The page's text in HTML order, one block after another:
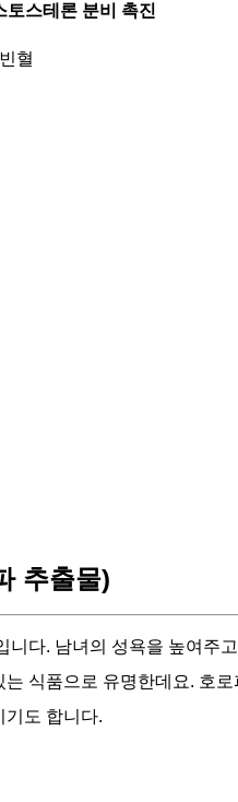
토스테론 분비 촉진
혈
추출물)
다. 남녀의 성욕을 높여주
식품으로 유명한데요. 호
기도 합니다.